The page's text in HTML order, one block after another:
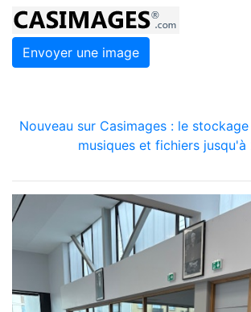
Envoyer une image
Nouveau sur Casimages : le
musiques et fichiers jusqu'à